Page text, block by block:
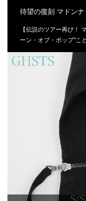
待望の復刻 マドン
【伝説のツアー再び！
ーン・オブ・ポップ"こ